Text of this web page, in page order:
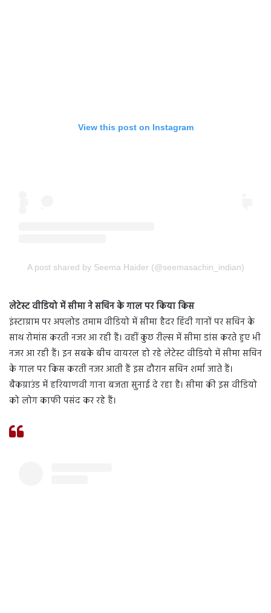
View this post on Instagram
A post shared by Seema Haider (@seemasachin_indian)
लेटेस्ट वीडियो में सीमा ने सचिन के गाल पर किया किस
इंस्टाग्राम पर अपलोड तमाम वीडियो में सीमा हैदर हिंदी गानों पर सचिन के
साथ रोमांस करती नजर आ रही हैं। वहीं कुछ रील्स में सीमा डांस करते हुए भी
नजर आ रही हैं। इन सबके बीच वायरल हो रहे लेटेस्ट वीडियो में सीमा सचिन
के गाल पर किस करती नजर आती हैं इस दौरान सचिन शर्मा जाते हैं।
बैकग्राउंड में हरियाणवी गाना बजता सुनाई दे रहा है। सीमा की इस वीडियो
को लोग काफी पसंद कर रहे हैं।